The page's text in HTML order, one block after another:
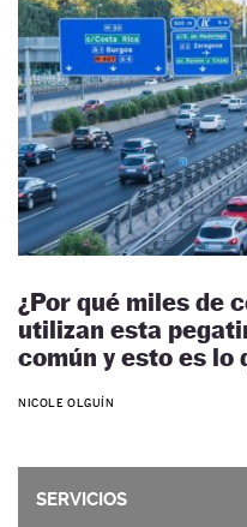
¿Por qué miles de
utilizan esta
común y esto es
NICOLE OLGUÍN